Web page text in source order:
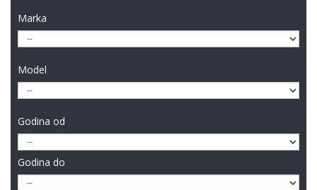
Marka
Model
Godina od
Godina do